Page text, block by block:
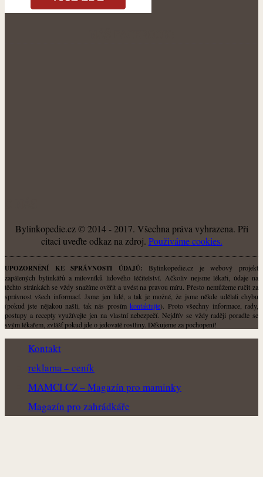
Bylinkopedie.cz © 2014 - 2017. Všechna práva vyhrazena. Při
citaci uveďte odkaz na zdroj. Použiváme cookies.
UPOZORNĚNÍ KE SPRÁVNOSTI ÚDAJŮ: Bylinkopedie.cz je webový projekt
zapálených bylinkářů a milovníků lidového léčitelství. Ačkoliv nejsme lékaři, údaje na
těchto stránkách se vždy snažíme ověřit a uvést na pravou míru. Přesto nemůžeme ručit za
správnost všech informací. Jsme jen lidé, a tak je možné, že jsme někde udělali chybu
(pokud jste nějakou našli, tak nás prosímkontaktujte). Proto všechny informace, rady,
postupy a recepty využívejte jen na vlastní nebezpečí. Nejdřív se vždy raději poraďte se
svým lékařem, zvlášť pokud jde o jedovaté rostliny. Děkujeme za pochopení!
Kontakt
reklama – ceník
MAMCI.CZ – Magazín pro maminky
Magazín pro zahrádkáře